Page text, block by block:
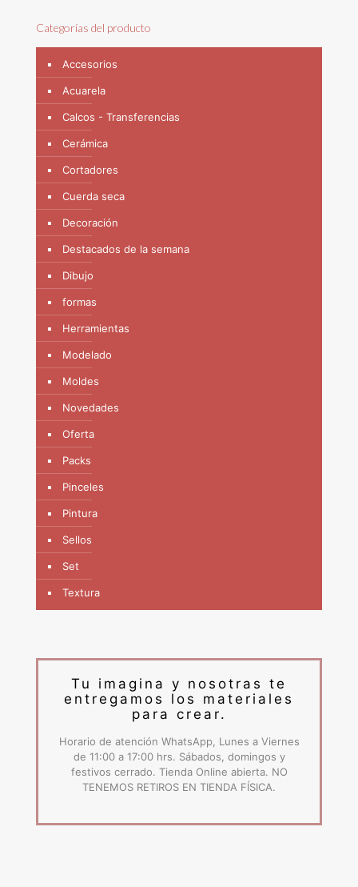
Categorías del producto
Accesorios
Acuarela
Calcos - Transferencias
Cerámica
Cortadores
Cuerda seca
Decoración
Destacados de la semana
Dibujo
formas
Herramientas
Modelado
Moldes
Novedades
Oferta
Packs
Pinceles
Pintura
Sellos
Set
Textura
Tu imagina y nosotras te
entregamos los materiales
para crear.
Horario de atención WhatsApp, Lunes a Viernes
de 11:00 a 17:00 hrs. Sábados, domingos y
festivos cerrado. Tienda Online abierta. NO
TENEMOS RETIROS EN TIENDA FÍSICA.